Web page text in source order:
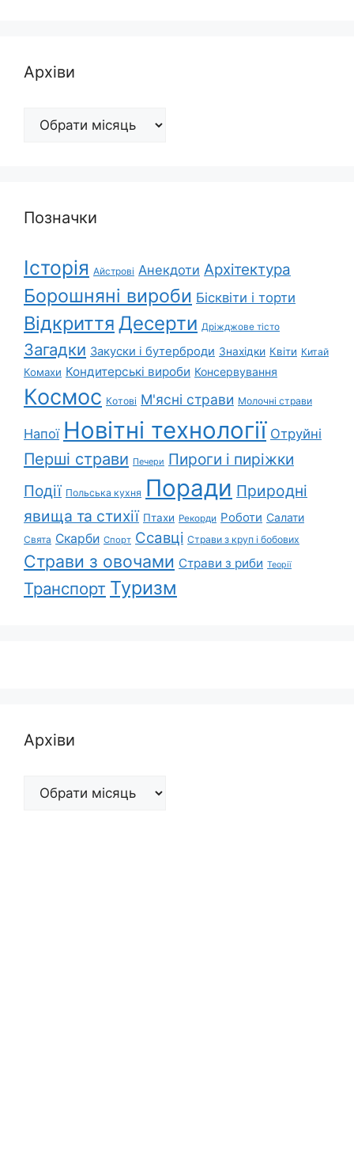
Архіви
Архіви
Позначки
Історія Айстрові Анекдоти Архітектура
Борошняні вироби Бісквіти і торти
Відкриття Десерти Дріжджове тісто
Загадки Закуски і бутерброди Знахідки Квіти Китай
Комахи Кондитерські вироби Консервування
Космос Котові М'ясні страви Молочні страви
Напої Новітні технології Отруйні
Перші страви Печери Пироги і пиріжки
Події Польська кухня Поради Природні
явища та стихії Птахи Рекорди Роботи Салати
Свята Скарби Спорт Ссавці Страви з круп і бобових
Страви з овочами Страви з риби Теорії
Транспорт Туризм
Архіви
Архіви